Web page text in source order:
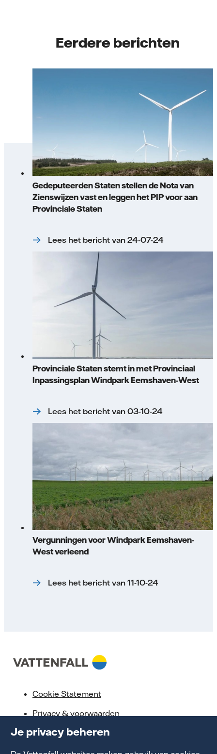
Je privacy beheren
Eerdere berichten
Gedeputeerden Staten stellen de Nota van
Zienswijzen vast en leggen het PIP voor aan
Provinciale Staten
Lees het bericht van 24-07-24
Provinciale Staten stemt in met Provinciaal
Inpassingsplan Windpark Eemshaven-West
Lees het bericht van 03-10-24
Vergunningen voor Windpark Eemshaven-
West verleend
Lees het bericht van 11-10-24
Cookie Statement
Privacy & voorwaarden
Klokkenluidersregeling
Toegankelijkheid